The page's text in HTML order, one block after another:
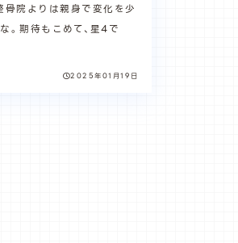
2025年01月19日
骨院よりは親身で変化を少
。期待もこめて、星4で